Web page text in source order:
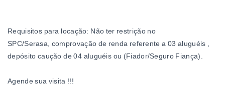
Requisitos para locação: Não ter restrição no
SPC/Serasa, comprovação de renda referente a 03 aluguéis ,
depósito caução de 04 aluguéis ou (Fiador/Seguro Fiança).
Agende sua visita !!!